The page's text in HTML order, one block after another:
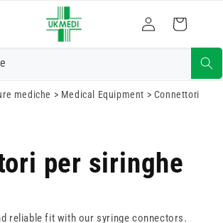
Accedi Carrello
mediche > Medical Equipment > Connettori
per siringhe
reliable fit with our syringe connectors.